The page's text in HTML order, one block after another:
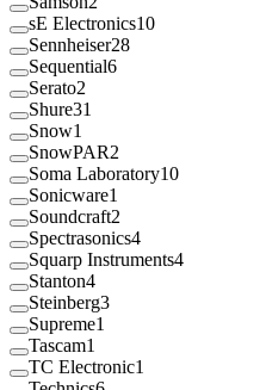
sE Electronics10
Sennheiser28
Sequential6
Serato2
Shure31
Snow1
SnowPAR2
Soma Laboratory10
Sonicware1
Soundcraft2
Spectrasonics4
Squarp Instruments4
Stanton4
Steinberg3
Supreme1
Tascam1
TC Electronic1